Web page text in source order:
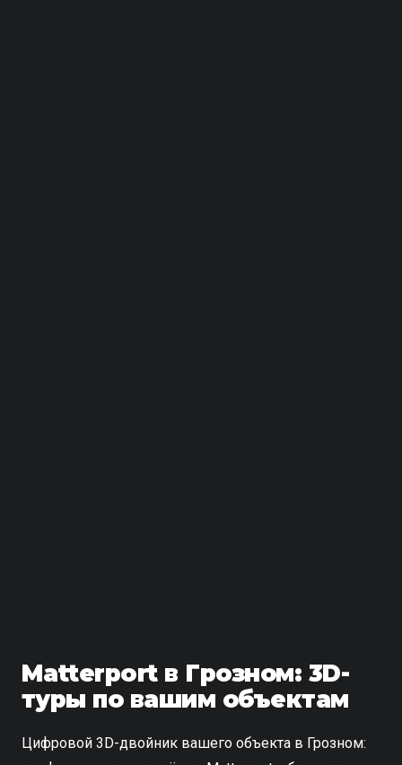
Matterport в Грозном: 3D-
туры по вашим объектам
Цифровой 3D-двойник вашего объекта в Грозном: